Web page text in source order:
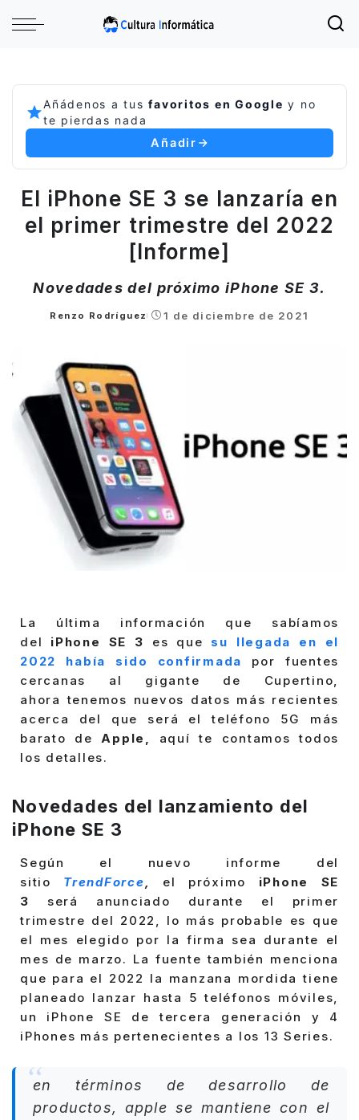
Añádenos a tusfavoritos en Google y no
te pierdas nada
Añadir
El iPhone SE 3 se lanzaría en
el primer trimestre del 2022
[Informe]
Novedades del próximo iPhone SE 3.
Posted
Renzo Rodríguez 1 de diciembre de 2021
La última información que sabíamos
del iPhone SE 3 es que su llegada en el
2022 había sido confirmada
por fuentes
cercanas al gigante de Cupertino,
ahora tenemos nuevos datos más recientes
acerca del que será el teléfono 5G más
barato deApple, aquí te contamos todos
los detalles.
Novedades del lanzamiento del
iPhone SE 3
Según el nuevo informe del
sitio TrendForce, el próximo iPhone SE
3 será anunciado durante el primer
trimestre del 2022, lo más probable es que
el mes elegido por la firma sea durante el
mes de marzo. La fuente también menciona
que para el 2022 la manzana mordida tiene
planeado lanzar hasta 5 teléfonos móviles,
un iPhone SE de tercera generación y 4
iPhones más pertenecientes a los 13 Series.
en términos de desarrollo de
productos, apple se mantiene con el